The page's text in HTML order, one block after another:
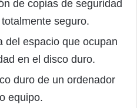
de copias de seguridad
seguro.
del espacio que ocupan
en el disco duro.
duro de un ordenador
equipo.